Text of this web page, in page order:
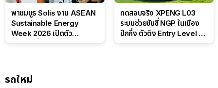
พาชมบูธ Solis งาน ASEAN
Sustainable Energy
Week 2026 เปิดตัว
ทดสอบจริง XPENG L03
ระบบช่วยขับขี่ NGP ในเมือง
ปักกิ่ง ตัวตึง Entry Level ที่
รถใหม่